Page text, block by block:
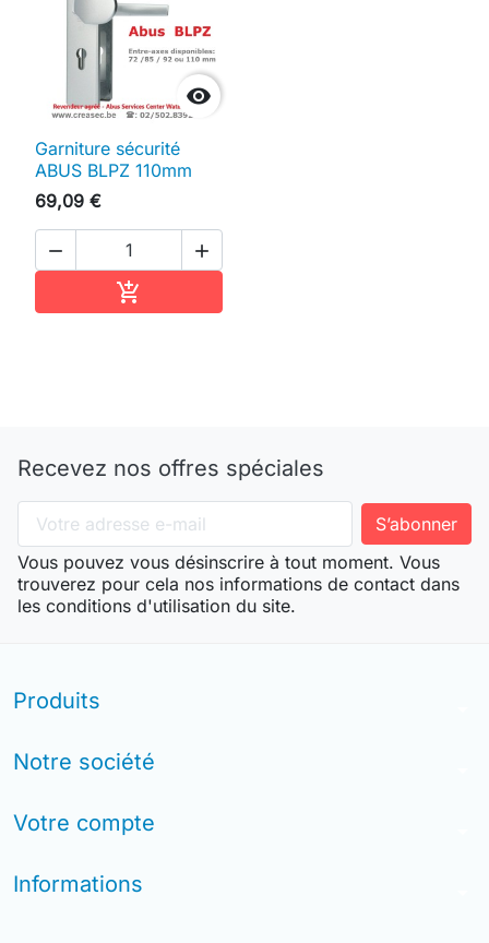

Garniture sécurité
ABUS BLPZ 110mm
69,09 €
 

Recevez nos offres spéciales
Vous pouvez vous désinscrire à tout moment. Vous
trouverez pour cela nos informations de contact dans
les conditions d'utilisation du site.
Produits
Notre société
Votre compte
Informations